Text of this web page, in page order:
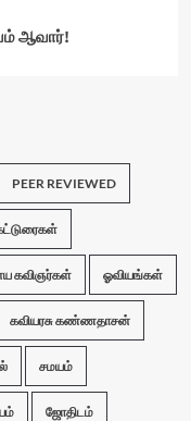
ஆவார்!
PEER REVIEWED
கவிஞர்கள் ஓவியங்கள்
கவியரசு கண்ணதாசன்
சமயம்
ஜோதிடம்